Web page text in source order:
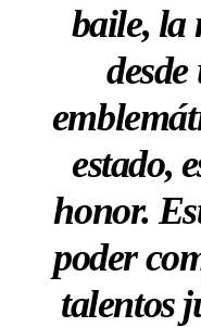
baile, la
estado,
honor.
poder
talentos